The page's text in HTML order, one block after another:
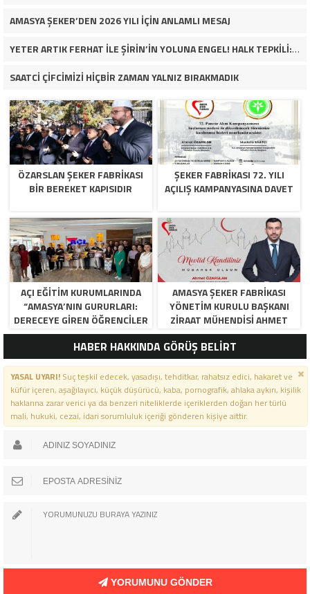
AMASYA ŞEKER’DEN 2026 YILI İÇİN ANLAMLI MESAJ
YETER ARTIK FERHAT İLE ŞİRİN’İN YOLUNA ENGEL! HALK TEPKİLİ: “YOLU KAPATMAK ÇÖZÜM DEĞİL, GÖREVİNİ YAP!”
SAATCİ ÇİFCİMİZİ HİÇBİR ZAMAN YALNIZ BIRAKMADIK
ÖZARSLAN ŞEKER FABRİKASI
BİR BEREKET KAPISIDIR
ŞEKER FABRİKASI 72. YILI
AÇILIŞ KAMPANYASINA DAVET
AÇI EĞİTİM KURUMLARINDA
“AMASYA’NIN GURURLARI:
DERECEYE GIREN ÖĞRENCILER
İÇIN ANLAMLI TÖREN”
AMASYA ŞEKER FABRIKASI
YÖNETIM KURULU BAŞKANI
ZIRAAT MÜHENDISI AHMET
ÖZARSLAN’IN MEVLID KANDILI
MESAJI
HABER HAKKINDA GÖRÜŞ BELİRT
YASAL UYARI!Suç teşkil edecek, yasadışı, tehditkar, rahatsız edici, hakaret ve
küfür içeren, aşağılayıcı, küçük düşürücü, kaba, pornografik, ahlaka aykırı, kişilik
haklarına zarar verici ya da benzeri niteliklerde içeriklerden doğan her türlü
mali, hukuki, cezai, idari sorumluluk içeriği gönderen kişiye aittir.
YORUMUNU GÖNDER